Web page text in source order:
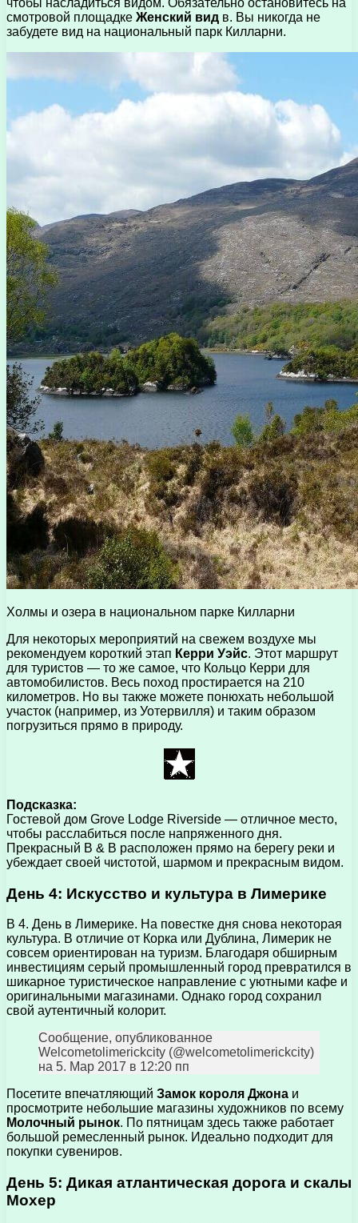
чтобы насладиться видом. Обязательно остановитесь на
смотровой площадке Женский вид в. Вы никогда не
забудете вид на национальный парк Килларни.
Холмы и озера в национальном парке Килларни
Для некоторых мероприятий на свежем воздухе мы
рекомендуем короткий этап Керри Уэйс. Этот маршрут
для туристов — то же самое, что Кольцо Керри для
автомобилистов. Весь поход простирается на 210
километров. Но вы также можете понюхать небольшой
участок (например, из Уотервилля) и таким образом
погрузиться прямо в природу.
Подсказка:
Гостевой дом Grove Lodge Riverside — отличное место,
чтобы расслабиться после напряженного дня.
Прекрасный B & B расположен прямо на берегу реки и
убеждает своей чистотой, шармом и прекрасным видом.
День 4: Искусство и культура в Лимерике
В 4. День в Лимерике. На повестке дня снова некоторая
культура. В отличие от Корка или Дублина, Лимерик не
совсем ориентирован на туризм. Благодаря обширным
инвестициям серый промышленный город превратился в
шикарное туристическое направление с уютными кафе и
оригинальными магазинами. Однако город сохранил
свой аутентичный колорит.
Сообщение, опубликованное
Welcometolimerickcity (@welcometolimerickcity)
на 5. Мар 2017 в 12:20 пп
Посетите впечатляющий Замок короля Джона и
просмотрите небольшие магазины художников по всему
Молочный рынок. По пятницам здесь также работает
большой ремесленный рынок. Идеально подходит для
покупки сувениров.
День 5: Дикая атлантическая дорога и скалы
Мохер